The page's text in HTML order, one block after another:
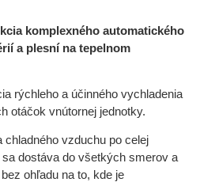
komplexného automatického
a plesní na tepelnom
rýchleho a účinného vychladenia
otáčok vnútornej jednotky.
chladného vzduchu po celej
dostáva do všetkých smerov a
ohľadu na to, kde je